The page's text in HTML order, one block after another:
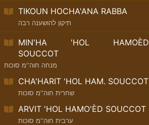
TIKOUN HOCHA'ANA RABBA
תיקון להושענה רבה
MIN'HA 'HOL HAMOÈD
SOUCCOT
מנחה חוה''מ סוכות
CHA'HARIT 'HOL HAM. SOUCCOT
שחרית חוה''מ סוכות
ARVIT 'HOL HAMO'ÈD SOUCCOT
ערבית חוה''מ סוכות